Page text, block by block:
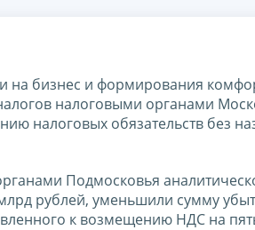
на бизнес и формирования
налоговыми органами
налоговых обязательств без
Подмосковья
рублей, уменьшили сумму
к возмещению НДС на